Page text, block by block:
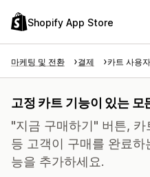
Shopify App Store
마케팅 및 전환 결제 카트 사용
고정 카트 기능이 있는 모
"지금 구매하기" 버튼,
등 고객이 구매를 완료
능을 추가하세요.